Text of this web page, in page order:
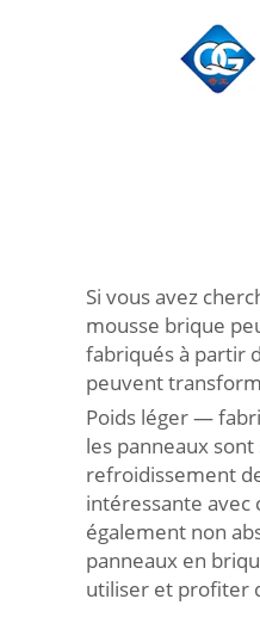
Si vous avez
mousse brique
fabriqués à partir
peuvent
Poids léger —
les panneaux
refroidissement
intéressante avec
également non
panneaux en
utiliser et profiter